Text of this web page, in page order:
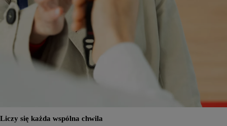
Liczy się każda wspólna chwila